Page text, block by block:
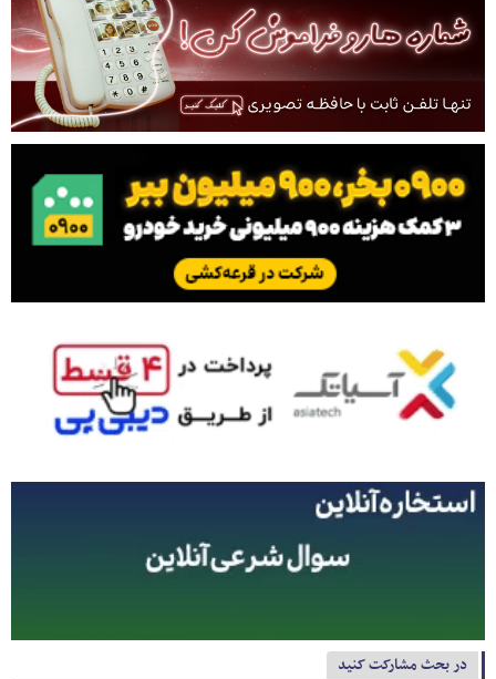
در بحث مشارکت کنید